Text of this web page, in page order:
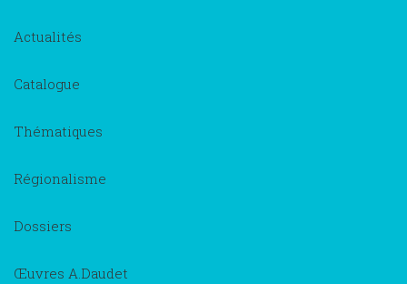
Actualités
Catalogue
Thématiques
Régionalisme
Dossiers
Œuvres A.Daudet